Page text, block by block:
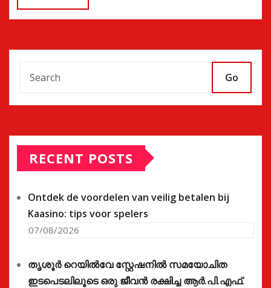
Go
RECENT POSTS
Ontdek de voordelen van veilig betalen bij
Kaasino: tips voor spelers
07/08/2026
തൃശൂർ റെയിൽവേ സ്റ്റേഷനിൽ സമയോചിത
ഇടപെടലിലൂടെ ഒരു ജീവൻ രക്ഷിച്ച ആർ.പി.എഫ്.